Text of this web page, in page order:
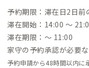
予約期限：滞在日2日前
滞在開始：14:00 〜
滞在期限：〜 11:00
家守の予約承認が必要
予約申請から48時間以内に